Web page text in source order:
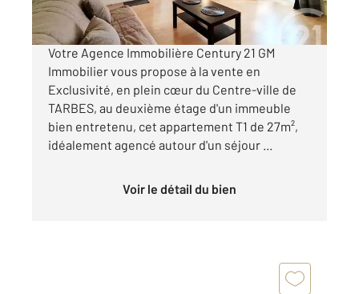
Visiter le site dédié
Votre Agence Immobilière Century 21 GM
Immobilier vous propose à la vente en
Exclusivité, en plein cœur du Centre-ville de
TARBES, au deuxième étage d'un immeuble
bien entretenu, cet appartement T1 de 27m²,
idéalement agencé autour d'un séjour ...
Voir le détail du bien